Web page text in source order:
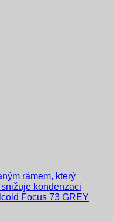
rámem, který
kondenzaci
Focus 73 GREY